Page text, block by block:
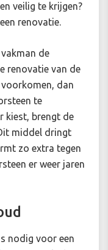
veilig te krijgen?
renovatie.
de
renovatie van de
dan
te
kiest, brengt de
middel dringt
zo extra tegen
er weer jaren
nodig voor een